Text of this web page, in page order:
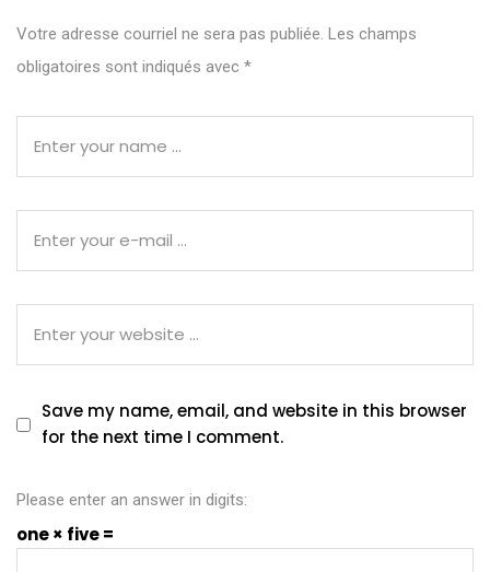
Votre adresse courriel ne sera pas publiée. Les champs
obligatoires sont indiqués avec *
Save my name, email, and website in this browser
for the next time I comment.
Please enter an answer in digits:
one × five =